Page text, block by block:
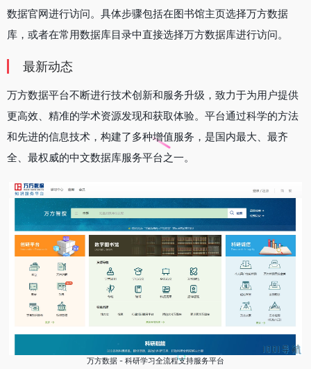
数据官网进行访问。具体步骤包括在图书馆主页选择万方数据
库，或者在常用数据库目录中直接选择万方数据库进行访问。
最新动态
万方数据平台不断进行技术创新和服务升级，致力于为用户提供
更高效、精准的学术资源发现和获取体验。平台通过科学的方法
和先进的信息技术，构建了多种增值服务，是国内最大、最齐
全、最权威的中文数据库服务平台之一。
万方数据 - 科研学习全流程支持服务平台